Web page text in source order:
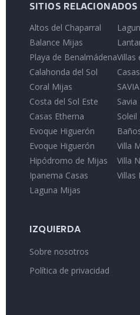
SITIOS RELACIONADOS
Altos del Chaparral
Balance Mijas
Playa de Benalmádena
Calahonda del Sol
Coral Mijas
Costa del Sol Este
Casas Etherna
Evoque Higuerón
Evoque Higuerón
Hipódromo de Mijas
Ipanema Casas
Laguna Mijas
Villas
Soleil
Villa
Villa
Villas
IZQUIERDA
Sobre nosotros
Política de privacidad